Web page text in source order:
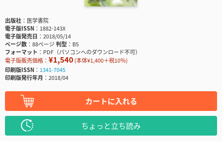
出版社
医学書院
電子版ISSN
1882-143X
電子版発売日
2018/05/14
ページ数
88ページ判型
B5
フォーマット
PDF（パソコンへのダウンロード不可）
電子版販売価格： ¥1,540(本体¥1,400＋税10％)
印刷版ISSN
1341-7045
印刷版発行年月
2018/04
カートに入れる
ちょっと立ち読み